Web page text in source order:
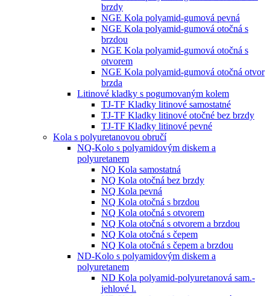
brzdy
NGE Kola polyamid-gumová pevná
NGE Kola polyamid-gumová otočná s
brzdou
NGE Kola polyamid-gumová otočná s
otvorem
NGE Kola polyamid-gumová otočná otvor
brzda
Litinové kladky s pogumovaným kolem
TJ-TF Kladky litinové samostatné
TJ-TF Kladky litinové otočné bez brzdy
TJ-TF Kladky litinové pevné
Kola s polyuretanovou obručí
NQ-Kolo s polyamidovým diskem a
polyuretanem
NQ Kola samostatná
NQ Kola otočná bez brzdy
NQ Kola pevná
NQ Kola otočná s brzdou
NQ Kola otočná s otvorem
NQ Kola otočná s otvorem a brzdou
NQ Kola otočná s čepem
NQ Kola otočná s čepem a brzdou
ND-Kolo s polyamidovým diskem a
polyuretanem
ND Kola polyamid-polyuretanová sam.-
jehlové l.